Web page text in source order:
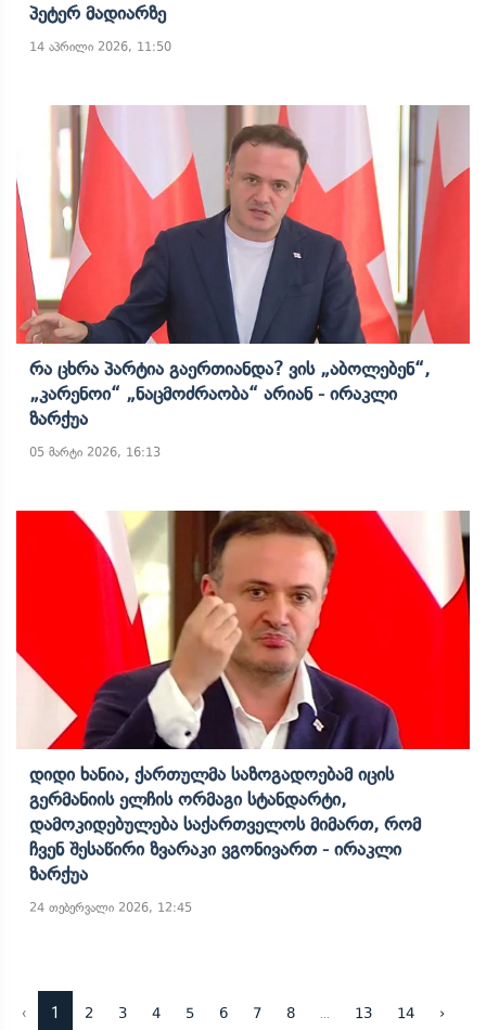
Პეტერ Მადიარზე
14 აპრილი 2026, 11:50
Რა Ცხრა Პარტია Გაერთიანდა? Ვის „აბოლებენ“,
„კარენოი“ „ნაცმოძრაობა“ Არიან - Ირაკლი
Ზარქუა
05 მარტი 2026, 16:13
Დიდი Ხანია, Ქართულმა Საზოგადოებამ Იცის
Გერმანიის Ელჩის Ორმაგი Სტანდარტი,
Დამოკიდებულება Საქართველოს Მიმართ, Რომ
Ჩვენ Შესაწირი Ზვარაკი Ვგონივართ - Ირაკლი
Ზარქუა
24 თებერვალი 2026, 12:45
‹ 1 2 3 4 5 6 7 8 13 14 ›